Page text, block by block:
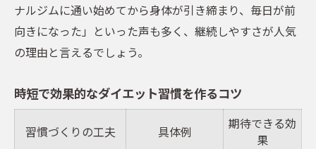
ナルジムに通い始めてから身体が引き締まり、毎日が前
向きになった」といった声も多く、継続しやすさが人気
の理由と言えるでしょう。
時短で効果的なダイエット習慣を作るコツ
習慣づくりの工夫 具体例
期待できる効
果